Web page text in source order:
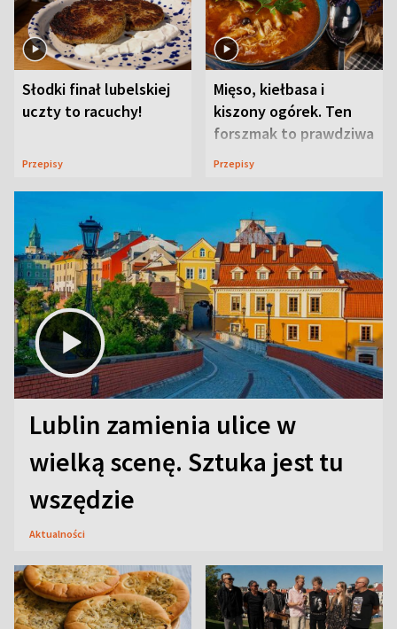
Słodki finał lubelskiej
uczty to racuchy!
Przepisy
Mięso, kiełbasa i
kiszony ogórek. Ten
forszmak to prawdziwa
uczta
Przepisy
Lublin zamienia ulice w
wielką scenę. Sztuka jest tu
wszędzie
Aktualności